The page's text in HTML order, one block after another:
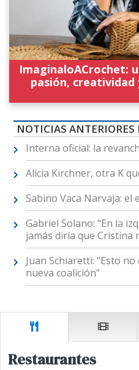
ImaginaloACrochet:
pasión, creatividad
NOTICIAS
Interna oficial: la
Alicia Kirchner, otra K
Sabino Vaca Narvaja:
Gabriel Solano: "En la
jamás diría que Cristina
Juan Schiaretti: "Esto
nueva coalición"
Restaurantes